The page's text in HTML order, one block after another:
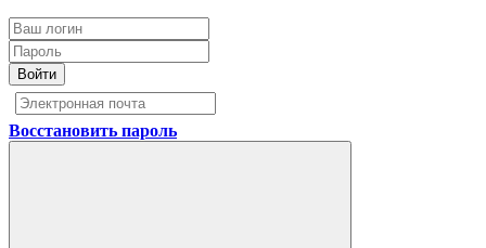
Войти
Восстановить пароль